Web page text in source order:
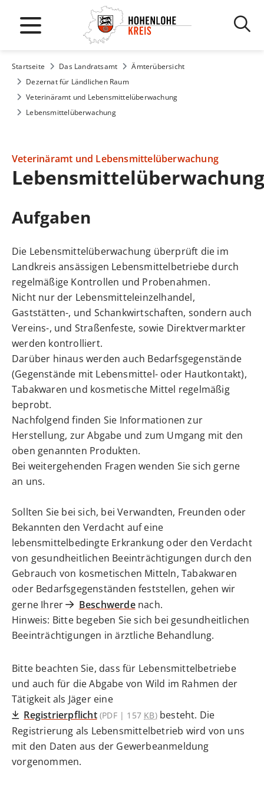
Startseite Das Landratsamt
Ämterübersicht
Dezernat für Ländlichen Raum
Veterinäramt und Lebensmittelüberwachung
Lebensmittelüberwachung
Veterinäramt und Lebensmittelüberwachung
Lebensmittelüberwachung
Aufgaben
Die Lebensmittelüberwachung überprüft die im
Landkreis ansässigen Lebensmittelbetriebe durch
regelmäßige Kontrollen und Probenahmen.
Nicht nur der Lebensmitteleinzelhandel,
Gaststätten-, und Schankwirtschaften, sondern auch
Vereins-, und Straßenfeste, sowie Direktvermarkter
werden kontrolliert.
Darüber hinaus werden auch Bedarfsgegenstände
(Gegenstände mit Lebensmittel- oder Hautkontakt),
Tabakwaren und kosmetische Mittel regelmäßig
beprobt.
Nachfolgend finden Sie Informationen zur
Herstellung, zur Abgabe und zum Umgang mit den
oben genannten Produkten.
Bei weitergehenden Fragen wenden Sie sich gerne
an uns.
Sollten Sie bei sich, bei Verwandten, Freunden oder
Bekannten den Verdacht auf eine
lebensmittelbedingte Erkrankung oder den Verdacht
von gesundheitlichen Beeinträchtigungen durch den
Gebrauch von kosmetischen Mitteln, Tabakwaren
oder Bedarfsgegenständen feststellen, gehen wir
gerne Ihrer
Beschwerdenach.
Hinweis: Bitte begeben Sie sich bei gesundheitlichen
Beeinträchtigungen in ärztliche Behandlung.
Bitte beachten Sie, dass für Lebensmittelbetriebe
und auch für die Abgabe von Wild im Rahmen der
Tätigkeit als Jäger eine
Registrierpflicht(PDF | 157 KB)besteht. Die
Registrierung als Lebensmittelbetrieb wird von uns
mit den Daten aus der Gewerbeanmeldung
vorgenommen.